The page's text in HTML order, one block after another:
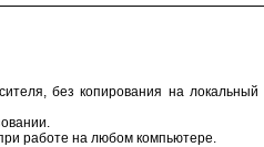
без копирования на локальный
работе на любом компьютере.